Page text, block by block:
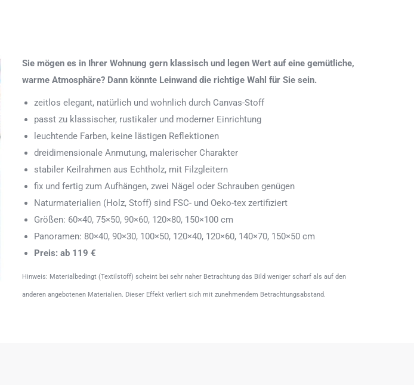
Sie mögen es in Ihrer Wohnung gern klassisch und legen Wert auf eine gemütliche,
warme Atmosphäre? Dann könnte Leinwand die richtige Wahl für Sie sein.
zeitlos elegant, natürlich und wohnlich durch Canvas-Stoff
passt zu klassischer, rustikaler und moderner Einrichtung
leuchtende Farben, keine lästigen Reflektionen
dreidimensionale Anmutung, malerischer Charakter
stabiler Keilrahmen aus Echtholz, mit Filzgleitern
fix und fertig zum Aufhängen, zwei Nägel oder Schrauben genügen
Naturmaterialien (Holz, Stoff) sind FSC- und Oeko-tex zertifiziert
Größen: 60×40, 75×50, 90×60, 120×80, 150×100 cm
Panoramen: 80×40, 90×30, 100×50, 120×40, 120×60, 140×70, 150×50 cm
Preis: ab 119 €
Hinweis: Materialbedingt (Textilstoff) scheint bei sehr naher Betrachtung das Bild weniger scharf als auf den
anderen angebotenen Materialien. Dieser Effekt verliert sich mit zunehmendem Betrachtungsabstand.